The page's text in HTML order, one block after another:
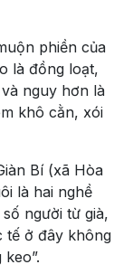
phiền của
là đồng loạt,
nguy hơn là
khô cằn, xói
Bí (xã Hòa
là hai nghề
người từ già,
tế ở đây không